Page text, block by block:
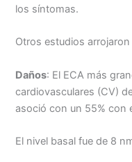
los síntomas.
Otros estudios
Daños: El ECA más
cardiovasculares (CV)
asoció con un 55% con
El nivel basal fue de 8